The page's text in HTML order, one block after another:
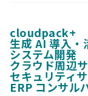
cloudpack+
生成 AI 導入・
システム開発
クラウド周辺
セキュリティ
ERP コンサル